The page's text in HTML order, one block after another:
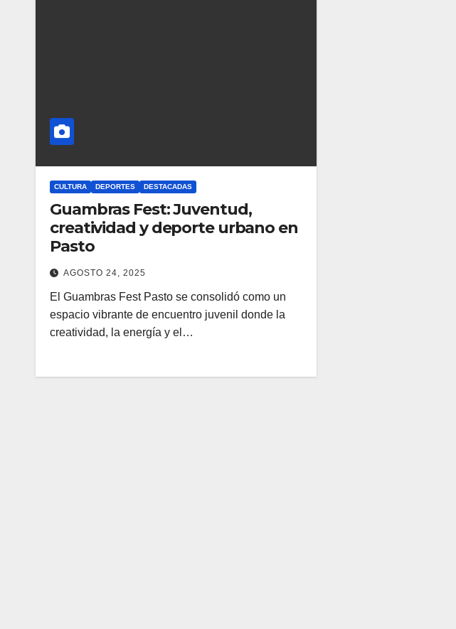
CULTURA DEPORTES DESTACADAS
Guambras Fest: Juventud,
creatividad y deporte urbano en
Pasto
AGOSTO 24, 2025
El Guambras Fest Pasto se consolidó como un
espacio vibrante de encuentro juvenil donde la
creatividad, la energía y el…